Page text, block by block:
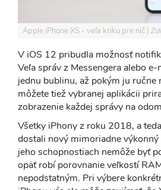
Apple iPhone XS - veľa kriku pre nič
V iOS 12 pribudla možnosť
Veľa správ z Messengera alebo
jednu bublinu, až pokým ju ručne
môžete tiež vybranej aplikácii
zobrazenie každej správy na
Všetky iPhony z roku 2018, a
dostali nový mimoriadne
jeho schopnostiach nemôže byť
opäť robí porovnanie veľkostí
nepodstatným. Pri výbere